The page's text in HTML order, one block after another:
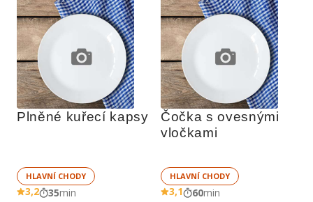
Plněné kuřecí kapsy
HLAVNÍ CHODY
3,2 35min
Čočka s ovesnými
vločkami
HLAVNÍ CHODY
3,1 60min